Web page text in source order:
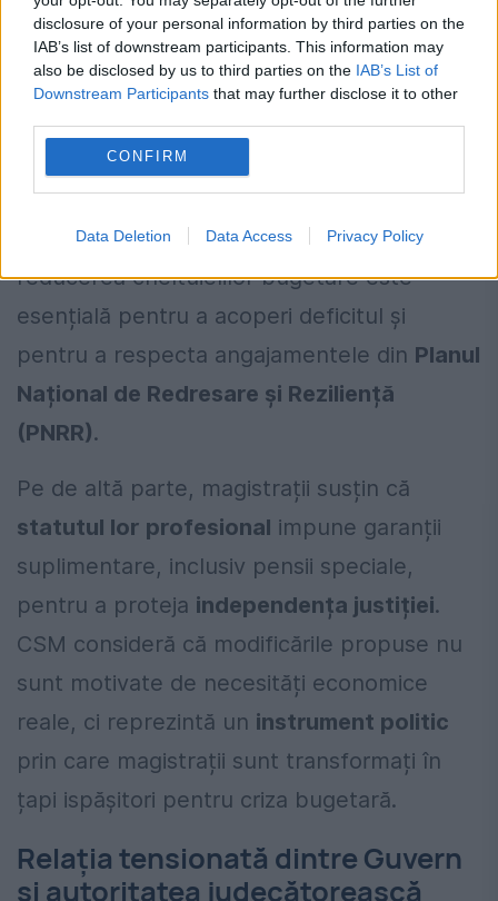
disclosure of your personal information by third parties on the
IAB’s list of downstream participants. This information may
also be disclosed by us to third parties on the IAB’s List of
Downstream Participants that may further disclose it to other
CONFIRM
Data Deletion Data Access Privacy Policy
de a beneficia de pensiile
speciale
Proiectul de lege propus de Guvern vizează
reforma pensiilor magistraților
cele mai controversate subiecte din spațiul
public. În viziunea coaliției de guvernare,
reducerea cheltuielilor bugetare este
esențială pentru a acoperi deficitul și
pentru a respecta angajamentele din Planul
Național de Redresare și Reziliență
(PNRR).
Pe de altă parte, magistrații susțin că
statutul lor profesional impune garanții
suplimentare, inclusiv pensii speciale,
pentru a proteja independența justiției.
CSM consideră că modificările propuse nu
sunt motivate de necesități economice
reale, ci reprezintă un instrument politic
prin care magistrații sunt transformați în
țapi ispășitori pentru criza bugetară.
Relația tensionată dintre Guvern
și autoritatea judecătorească